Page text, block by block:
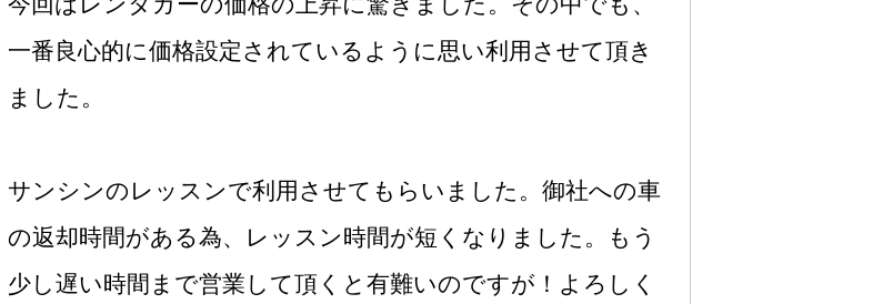
一番良心的に価格設定されているように思い利用させて頂き
ました。
サンシンのレッスンで利用させてもらいました。御社への車
の返却時間がある為、レッスン時間が短くなりました。もう
少し遅い時間まで営業して頂くと有難いのですが！よろしく